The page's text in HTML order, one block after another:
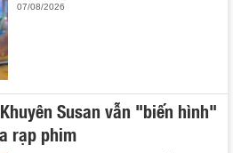
07/08/2026
Susan vẫn "biến hình"
rạp phim